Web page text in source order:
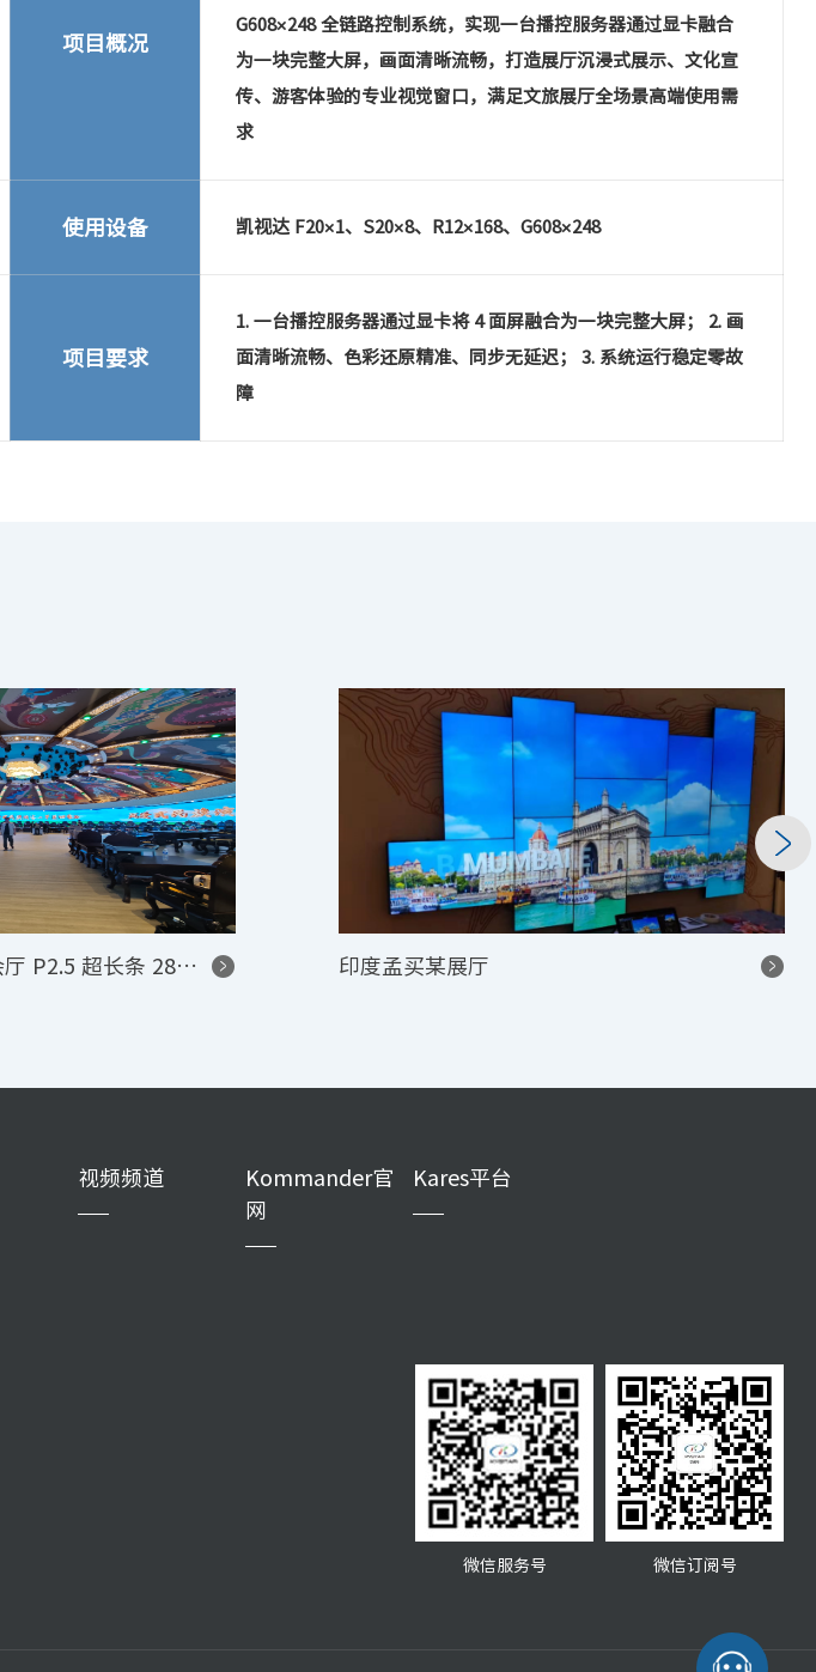
项目概况
G608×248 全链路控制系统，实现一台播控服务器通过显卡融合
为一块完整大屏，画面清晰流畅，打造展厅沉浸式展示、文化宣
传、游客体验的专业视觉窗口，满足文旅展厅全场景高端使用需
求
使用设备 凯视达 F20×1、S20×8、R12×168、G608×248
项目要求
1. 一台播控服务器通过显卡将 4 面屏融合为一块完整大屏； 2. 画
面清晰流畅、色彩还原精准、同步无延迟； 3. 系统运行稳定零故
障
如东党政大厅沉浸式五面屏 LED 显示屏控制系统项目
视频频道
Kommander官
网
Kares平台
微信服务号 微信订阅号